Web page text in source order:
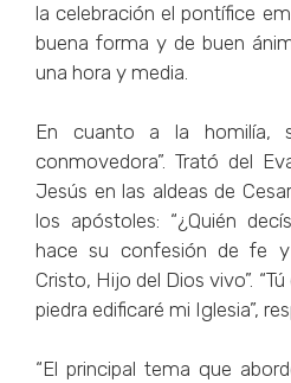
la celebración el pontífice
buena forma y de buen
una hora y media.
En cuanto a la homilía,
conmovedora”. Trató del
Jesús en las aldeas de
los apóstoles: “¿Quién
hace su confesión de fe y
Cristo, Hijo del Dios vivo”.
piedra edificaré mi Iglesia”,
“El principal tema que